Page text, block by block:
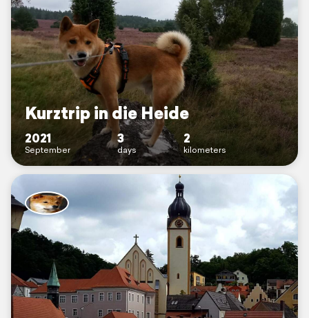
Kurztrip in die Heide
2021
September
3
days
2
kilometers